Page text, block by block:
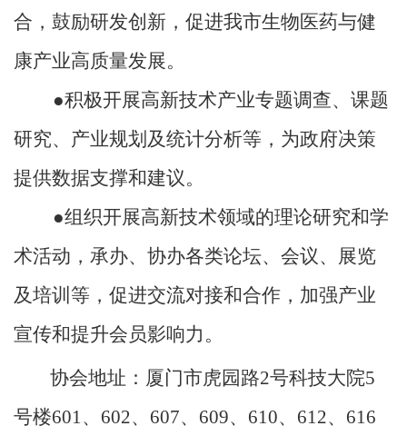
合 ， 鼓励研发创新，促进我市生物医药与健
康产业高质量发展。
●积极开展高新技术产业专题调查、课题
研究、产业规划及统计分析等，为政府决策
提供数据支撑和建议。
●组织开展高新技术领域的理论研究和学
术活动，承办、协办各类论坛、会议、展览
及培训等，促进交流对接和合作，加强产业
宣传和提升会员影响力。
协会地址：厦门市虎园路2号科技大院5
号楼601、602、 607、609、610、612、616